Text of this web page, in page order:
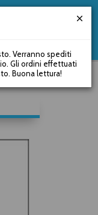
Verranno spediti
Gli ordini effettuati
Buona lettura!